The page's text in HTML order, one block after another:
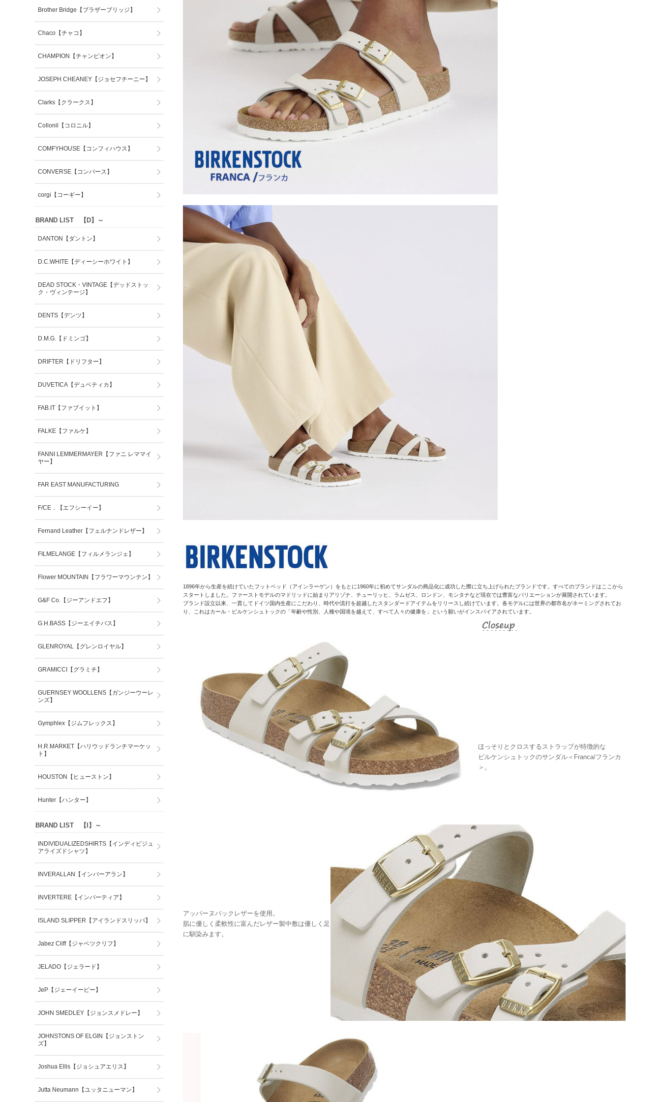
1896年から生産を続けていたフットベッド（アインラーゲン）をもとに1960年に初めてサンダルの商品化に成功した際に立ち上げられたブランドです。すべてのブランドはここから
スタートしました。ファーストモデルのマドリッドに始まりアリゾナ、チューリッヒ、ラムゼス、ロンドン、モンタナなど現在では豊富なバリエーションが展開されています。
ブランド設立以来、一貫してドイツ国内生産にこだわり、時代や流行を超越したスタンダードアイテムをリリースし続けています。各モデルには世界の都市名がネーミングされてお
り、これはカール・ビルケンシュトックの「年齢や性別、人種や国境を越えて、すべて人々の健康を」という願いがインスパイアされています。
ほっそりとクロスするストラップが特徴的な
ビルケンシュトックのサンダル＜Franca/フランカ
＞。
アッパーヌバックレザーを使用。
肌に優しく柔軟性に富んだレザー製中敷は優しく足
に馴染みます。
Brother Bridge【ブラザーブリッジ】
Chaco【チャコ】
CHAMPION【チャンピオン】
JOSEPH CHEANEY【ジョセフチーニー】
Clarks【クラークス】
Collonil【コロニル】
COMFYHOUSE【コンフィハウス】
CONVERSE【コンバース】
corgi【コーギー】
BRAND LIST 【D】～
DANTON【ダントン】
D.C.WHITE【ディーシーホワイト】
DEAD STOCK・VINTAGE【デッドストッ
ク・ヴィンテージ】
DENTS【デンツ】
D.M.G.【ドミンゴ】
DRIFTER【ドリフター】
DUVETICA【デュベティカ】
FAB.IT【ファブイット】
FALKE【ファルケ】
FANNI LEMMERMAYER【ファニ レママイ
ヤー】
FAR EAST MANUFACTURING
F/CE．【エフシーイー】
Fernand Leather【フェルナンドレザー】
FILMELANGE【フィルメランジェ】
Flower MOUNTAIN【フラワーマウンテン】
G&F Co.【ジーアンドエフ】
G.H.BASS【ジーエイチバス】
GLENROYAL【グレンロイヤル】
GRAMICCI【グラミチ】
GUERNSEY WOOLLENS【ガンジーウーレ
ンズ】
Gymphlex【ジムフレックス】
H.R.MARKET【ハリウッドランチマーケッ
ト】
HOUSTON【ヒューストン】
Hunter【ハンター】
BRAND LIST 【I】～
INDIVIDUALIZEDSHIRTS【インディビジュ
アライズドシャツ】
INVERALLAN【インバーアラン】
INVERTERE【インバーティア】
ISLAND SLIPPER【アイランドスリッパ】
Jabez Cliff【ジャベツクリフ】
JELADO【ジェラード】
JeP【ジェーイーピー】
JOHN SMEDLEY【ジョンスメドレー】
JOHNSTONS OF ELGIN【ジョンストン
ズ】
Joshua Ellis【ジョシュアエリス】
Jutta Neumann【ユッタニューマン】